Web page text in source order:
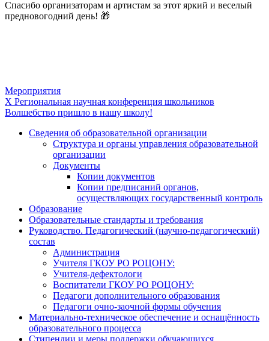
Спасибо организаторам и артистам за этот яркий и веселый
предновогодний день! 🎁
Мероприятия
Навигация
по
записям
X Региональная научная конференция школьников
Волшебство пришло в нашу школу!
Сведения об образовательной организации
Структура и органы управления образовательной
организации
Документы
Копии документов
Копии предписаний органов,
осуществляющих государственный контроль
Образование
Образовательные стандарты и требования
Руководство. Педагогический (научно-педагогический)
состав
Администрация
Учителя ГКОУ РО РОЦОНУ:
Учителя-дефектологи
Воспитатели ГКОУ РО РОЦОНУ:
Педагоги дополнительного образования
Педагоги очно-заочной формы обучения
Материально-техническое обеспечение и оснащённость
образовательного процесса
Стипендии и меры поддержки обучающихся